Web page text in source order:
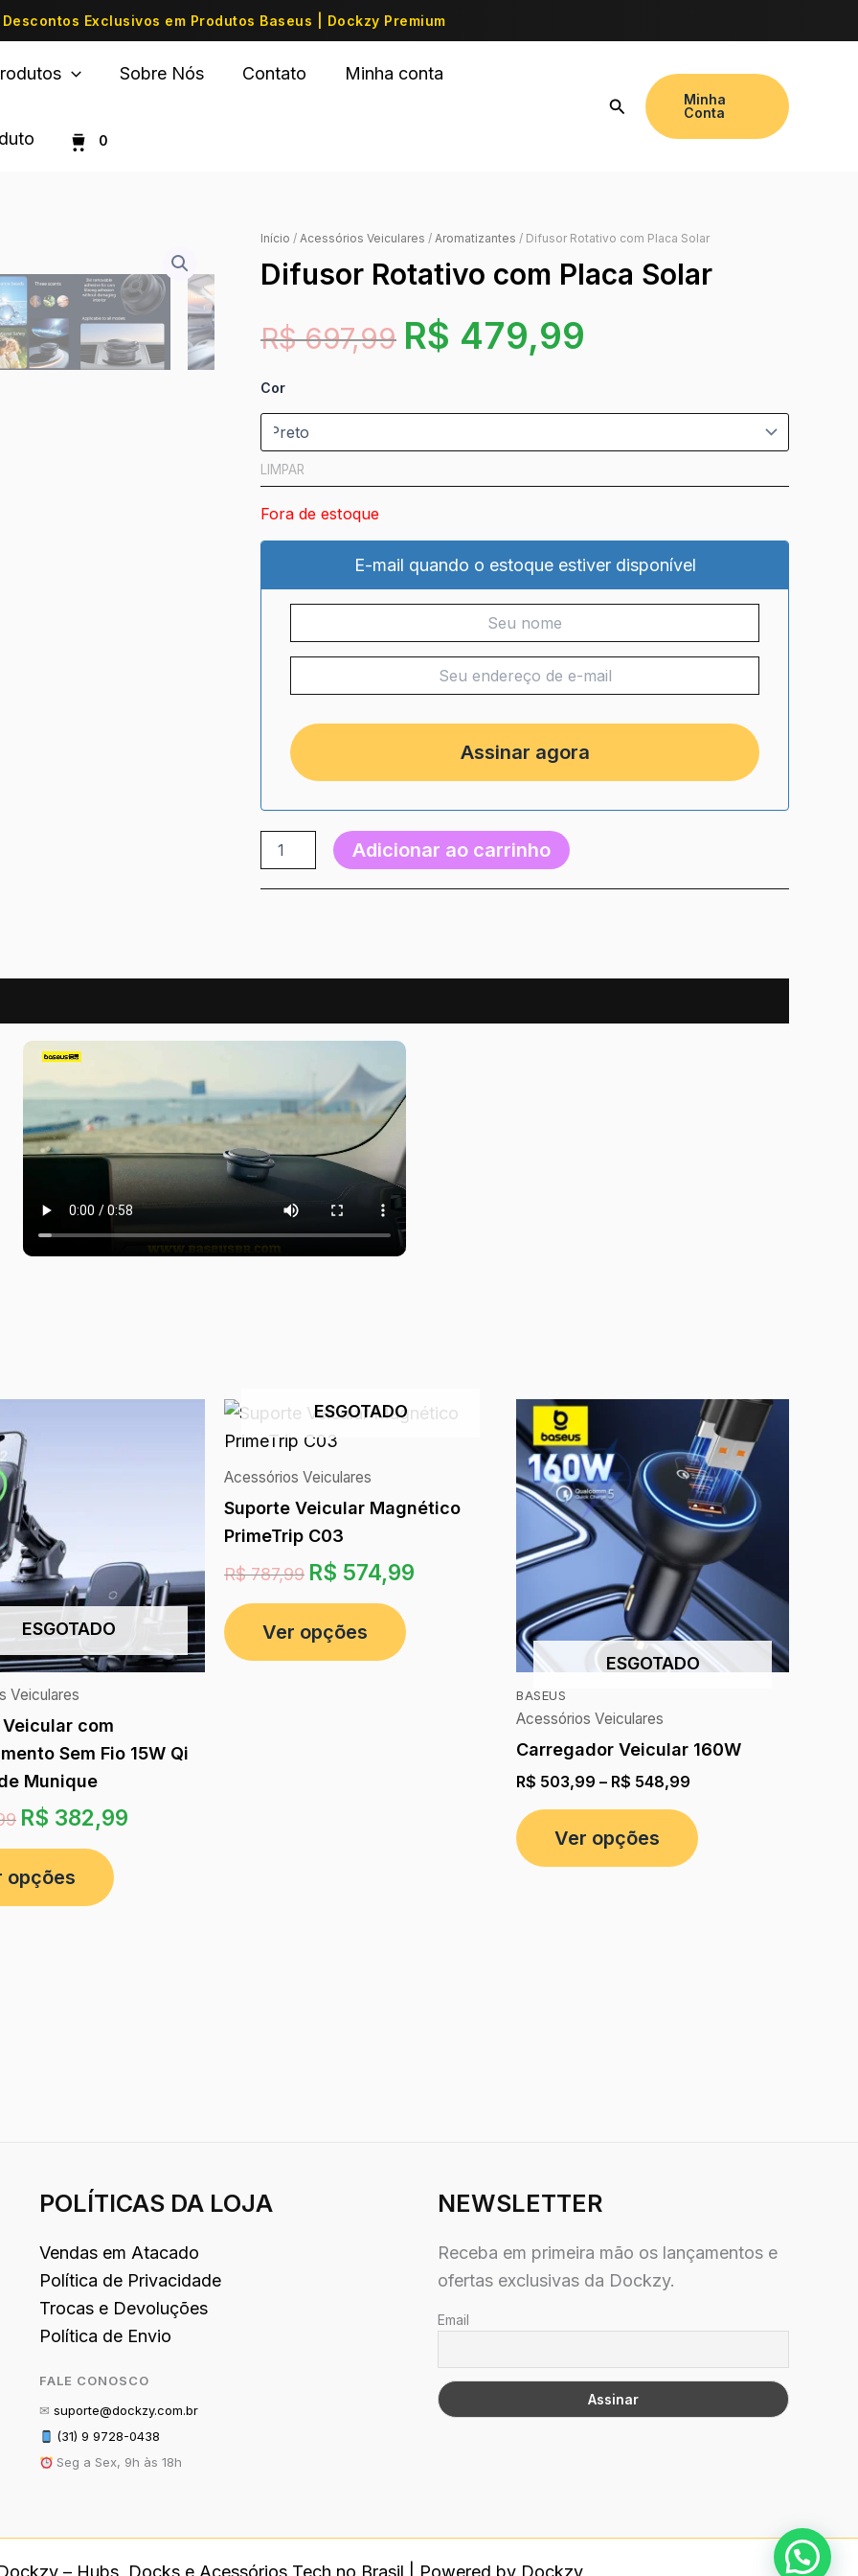
Descontos Exclusivos em Produtos Baseus | Dockzy Premium
Sobre Nós Contato Minha conta
0
Minha
Conta
Início / Acessórios Veiculares / Aromatizantes / Difusor Rotativo com Placa Solar
Difusor Rotativo com Placa Solar
R$697,99 R$ 479,99
Cor
LIMPAR
Fora de estoque
E-mail quando o estoque estiver disponível
Adicionar ao carrinho
ESGOTADO
Veiculares
com
Sem Fio 15W Qi
Munique
R$ 382,99
opções
ESGOTADO
Acessórios Veiculares
Suporte Veicular Magnético
PrimeTrip C03
R$787,99 R$ 574,99
Ver opções
BASEUS
ESGOTADO
Acessórios Veiculares
Carregador Veicular 160W
R$ 503,99 – R$ 548,99
Ver opções
POLÍTICAS DA LOJA
Vendas em Atacado
Política de Privacidade
Trocas e Devoluções
Política de Envio
FALE CONOSCO
✉ suporte@dockzy.com.br
(31) 9 9728-0438
Seg a Sex, 9h às 18h
NEWSLETTER
Receba em primeira mão os lançamentos e
ofertas exclusivas da Dockzy.
Email
– Hubs, Docks e Acessórios Tech no Brasil | Powered by Dockzy